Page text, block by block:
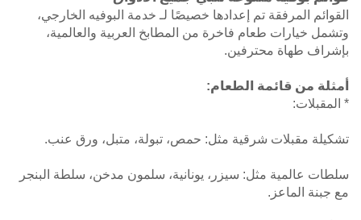
القوائم المرفقة تم إعدادها خصيصًا لـ خدمة البوفيه الخارجي،
وتشمل خيارات طعام فاخرة من المطابخ العربية والعالمية،
بإشراف طهاة محترفين.
أمثلة من قائمة الطعام:
* المقبلات:
تشكيلة مقبلات شرقية مثل: حمص، تبولة، متبل، ورق عنب.
سلطات عالمية مثل: سيزر، يونانية، سلمون مدخن، سلطة البنجر
مع جبنة الماعز.